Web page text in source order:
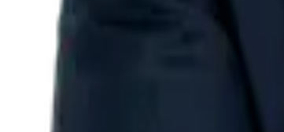
Advogado. Doutor e Mestre em Processo Civil pela
Paulista - UNIP. Professor e coordenador pedagógico
Autor e coordenador de obras na Editora Juspodivm.